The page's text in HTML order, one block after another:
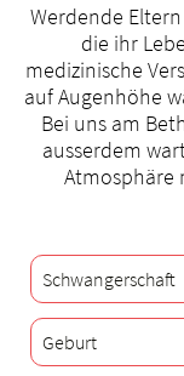
Werdende
die ihr
medizinische
auf Augenhöhe
Bei uns am
ausserdem
Atmosphäre
Schwangerschaft
Geburt